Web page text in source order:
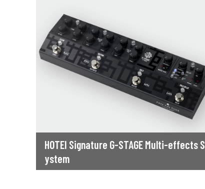
HOTEI Signature G-STAGE Multi-effects S
ystem